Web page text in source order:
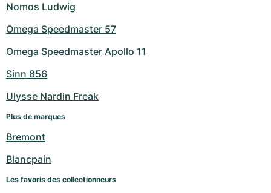
Yacht-Master II
Sky-Dweller
Submariner
Pasha
Baignoire
Ballon Blanc
Montres d'occasion
Montres pour femmes
Cockpit
Super Avenger
Galactic
Montres d'occasion
Montres pour femmes
Montres pour femmes
Aquatimer
GST
Vintage
Nomos Ludwig
Omega Speedmaster 57
Omega Speedmaster Apollo 11
Sinn 856
Ulysse Nardin Freak
Plus de marques
Bremont
Blancpain
Les favoris des collectionneurs